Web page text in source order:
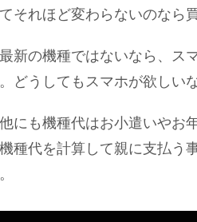
それほど変わらないのなら
新の機種ではないなら、ス
どうしてもスマホが欲しい
にも機種代はお小遣いやお
種代を計算して親に支払う